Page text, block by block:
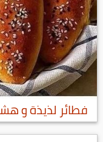
فطائر لذيذة و